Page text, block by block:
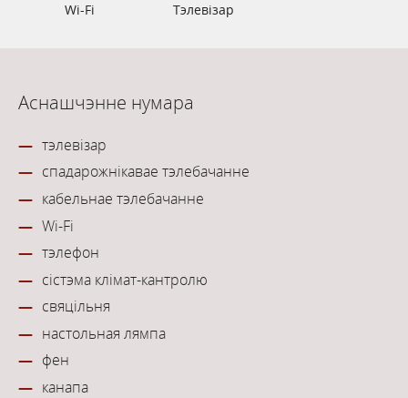
Wi-Fi Тэлевізар
Аснашчэнне нумара
тэлевізар
спадарожнікавае тэлебачанне
кабельнае тэлебачанне
Wi-Fi
тэлефон
сістэма клімат-кантролю
свяцільня
настольная лямпа
фен
канапа